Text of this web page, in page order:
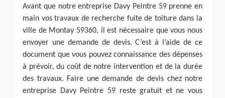
Avant que notre entreprise Davy Peintre 59 prenne en
main vos travaux de recherche fuite de toiture dans la
ville de Montay 59360, il est nécessaire que vous nous
envoyer une demande de devis. C’est à l’aide de ce
document que vous pouvez connaissance des dépenses
à prévoir, du coût de notre intervention et de la durée
des travaux. Faire une demande de devis chez notre
entreprise Davy Peintre 59 reste gratuit et ne vous